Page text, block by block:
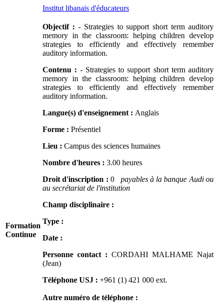
Institut libanais d'éducateurs
Formation
Continue
Objectif : - Strategies to support short term auditory
memory in the classroom: helping children develop
strategies to efficiently and effectively remember
auditory information.
Contenu : - Strategies to support short term auditory
memory in the classroom: helping children develop
strategies to efficiently and effectively remember
auditory information.
Langue(s) d'enseignement : Anglais
Forme : Présentiel
Lieu : Campus des sciences humaines
Nombre d'heures : 3.00 heures
Droit d'inscription : 0 payables à la banque Audi ou
au secrétariat de l'institution
Champ disciplinaire :
Type :
Date :
Personne contact : CORDAHI MALHAME Najat
(Jean)
Téléphone USJ : +961 (1) 421 000 ext.
Autre numéro de téléphone :